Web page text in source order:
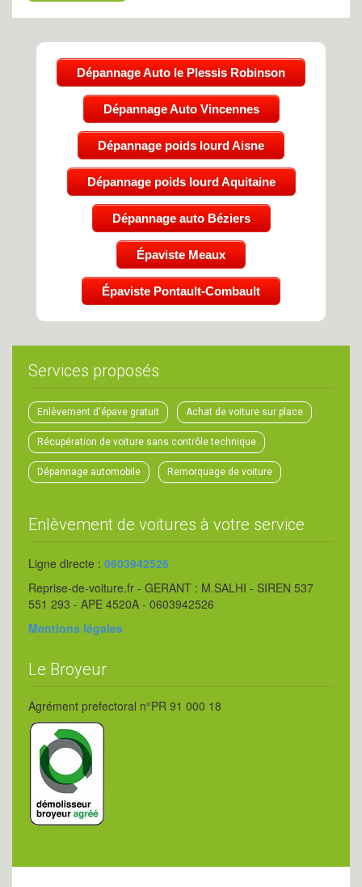
Dépannage Auto le Plessis Robinson
Dépannage Auto Vincennes
Dépannage poids lourd Aisne
Dépannage poids lourd Aquitaine
Dépannage auto Béziers
Épaviste Meaux
Épaviste Pontault-Combault
Services proposés
Enlèvement d'épave gratuit Achat de voiture sur place
Récupération de voiture sans contrôle technique
Dépannage automobile Remorquage de voiture
Enlèvement de voitures à votre service
Ligne directe : 0603942526
Reprise-de-voiture.fr - GERANT : M.SALHI - SIREN 537
551 293 - APE 4520A - 0603942526
Mentions légales
Le Broyeur
Agrément prefectoral n°PR 91 000 18